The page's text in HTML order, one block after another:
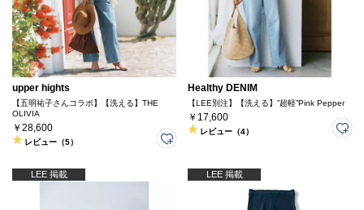
upper hights
【五明祐子さんコラボ】【洗える】THE
OLIVIA
￥28,600
レビュー（5）
Healthy DENIM
【LEE別注】【洗える】”超軽”Pink Pepper
￥17,600
レビュー（4）
LEE 掲載 LEE 掲載